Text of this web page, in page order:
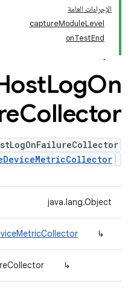
الإجراءات العامة
captureModuleLevel
onTestEnd
LogOn
Collector
java.lang.Object
↳
↳